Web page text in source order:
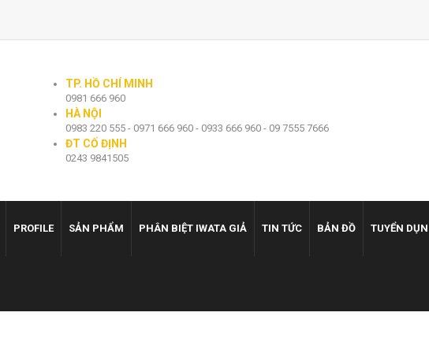
TP. HỒ CHÍ MINH
0981 666 960
HÀ NỘI
0983 220 555 - 0971 666 960 - 0933 666 960 - 09 7555 7666
ĐT CỐ ĐỊNH
0243 9841505
PROFILE SẢN PHẨM PHÂN BIỆT IWATA GIẢ TIN TỨC BẢN ĐỒ TUYỂN